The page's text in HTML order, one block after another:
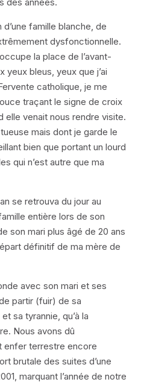
famille blanche, de
dysfonctionnelle.
la place de l’avant-
yeux bleus, yeux que j’ai
catholique, je me
traçant le signe de croix
elle venait nous rendre visite.
mais dont je garde le
bien que portant un lourd
qui n’est autre que ma
se retrouva du jour au
entière lors de son
son mari plus âgé de 20 ans
définitif de ma mère de
avec son mari et ses
partir (fuir) de sa
sa tyrannie, qu’à la
Nous avons dû
enfer terrestre encore
brutale des suites d’une
marquant l’année de notre